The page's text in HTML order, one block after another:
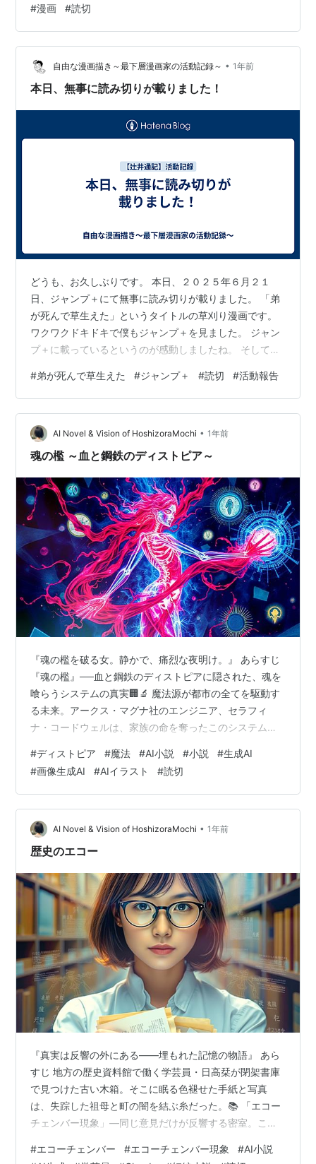
い。 まあ、この作者の話は大体人を選ぶんだけどさ。 そ
れでも、一度どんなもんか見てみるのもいいですよ。 き
っと。
#漫画 #読切
自由な漫画描き～最下層漫画家の活動記録～ • 1年前
本日、無事に読み切りが載りました！
どうも、お久しぶりです。 本日、２０２５年６月２１
日、ジャンプ＋にて無事に読み切りが載りました。 「弟
が死んで草生えた」というタイトルの草刈り漫画です。
ワクワクドキドキで僕もジャンプ＋を見ました。 ジャン
プ＋に載っているというのが感動しましたね。 そして、
きました。 沢山の人に見て頂ける喜びもありましたが、
沢山の人の目に留まるという責任も感じました。 読者の
方が不快に感じないような……そんな漫画を描いていきた
いなと、改めて思った次第でございます。 これからも頑
張りますので、どうか宜しくお願い致しますm(__)m
#弟が死んで草生えた #ジャンプ＋ #読切 #活動報告
AI Novel & Vision of HoshizoraMochi • 1年前
魂の檻 ～血と鋼鉄のディストピア～
『魂の檻を破る女。静かで、痛烈な夜明け。』 あらすじ
『魂の檻』──血と鋼鉄のディストピアに隠された、魂を
喰らうシステムの真実🏢🔬 魔法源が都市の全てを駆動す
る未来。アークス・マグナ社のエンジニア、セラフィ
ナ・コードウェルは、家族の命を奪ったこのシステムの
る事実──を知り、レジスタンスと共に反逆を誓う⚡️ 自身
の隠された魔法能力が覚醒する中、追われる身となった
彼女は、世界の根源である「魂の檻」へと迫る。壮絶な
戦いの果て、セラフィナは全ての魂を解放するため、己
の全てを捧げる覚悟を決める。偽りの光を打ち砕き、血
塗られた真実の先に、静かで、痛烈な夜…
#ディストピア #魔法 #AI小説 #小説 #生成AI
#画像生成AI #AIイラスト #読切
AI Novel & Vision of HoshizoraMochi • 1年前
歴史のエコー
『真実は反響の外にある——埋もれた記憶の物語』 あら
すじ 地方の歴史資料館で働く学芸員・日高栞が閉架書庫
で見つけた古い木箱。そこに眠る色褪せた手紙と写真
は、失踪した祖母と町の闇を結ぶ糸だった。📚 「エコー
チェンバー現象」—同じ意見だけが反響する密室。この
たのか。👥 新任館長補佐・西園寺と古老・北村。一人は
#エコーチェンバー #エコーチェンバー現象 #AI小説